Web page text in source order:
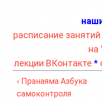
расписание занятий
на
лекции ВКонтакте *
‹ Пранаяма Азбука
самоконтроля